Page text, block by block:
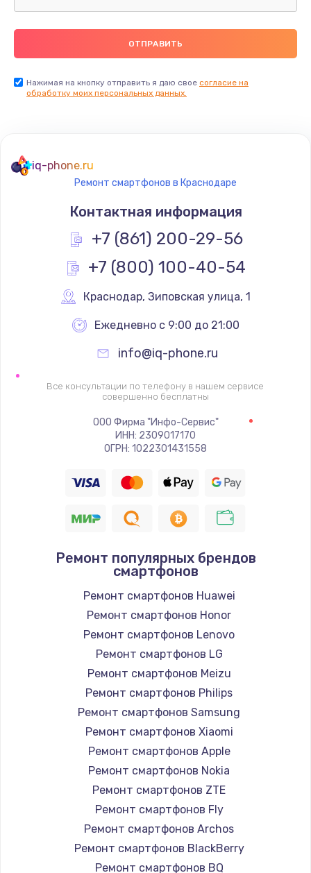
2600 руб.
Замена видеочипа
Ремонт разъема питания
745 руб.
Заказать
Замена видеокарты
1600 руб.
Заказать
Ремонт цепей питания
2500 руб.
750 руб.
Заказать
Установка драйверов
725 руб.
Замена вебкамеры
1260 руб.
Заказать
Ремонт петель крышки
990 руб.
Заказать
Настройка Wi-Fi
1030 руб.
Заказать
Замена шим-контроллера
3900 руб.
Заказать
Нажимая на кнопку отправить я даю свое согласие на
обработку моих персональных данных.
iq-phone.ru
Ремонт смартфонов в Краснодаре
Контактная информация
+7 (861) 200-29-56
+7 (800) 100-40-54
Краснодар, Зиповская улица, 1
Ежедневно с 9:00 до 21:00
info@iq-phone.ru
Все консультации по телефону в нашем сервисе
совершенно бесплатны
ООО Фирма "Инфо-Сервис"
ИНН: 2309017170
ОГРН: 1022301431558
Ремонт популярных брендов
смартфонов
Ремонт смартфонов Huawei
Ремонт смартфонов Honor
Ремонт смартфонов Lenovo
Ремонт смартфонов LG
Ремонт смартфонов Meizu
Ремонт смартфонов Philips
Ремонт смартфонов Samsung
Ремонт смартфонов Xiaomi
Ремонт смартфонов Apple
Ремонт смартфонов Nokia
Ремонт смартфонов ZTE
Ремонт смартфонов Fly
Ремонт смартфонов Archos
Ремонт смартфонов BlackBerry
Ремонт смартфонов BQ